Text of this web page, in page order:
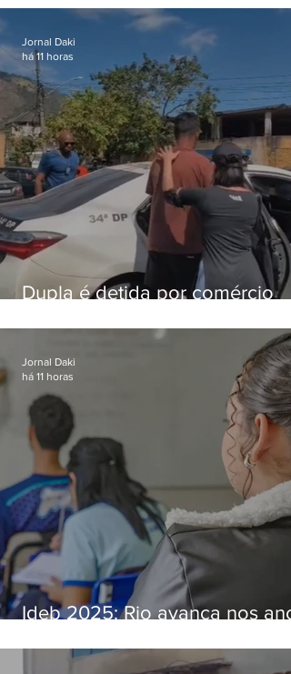
foragido
Dupla é detida por comércio
Bangu
Jornal Daki
há 11 horas
Ideb 2025: Rio avança nos
nacional
Jornal Daki
há 11 horas